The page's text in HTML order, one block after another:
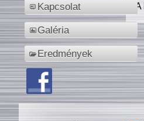
Kapcsolat
Galéria
Eredmények